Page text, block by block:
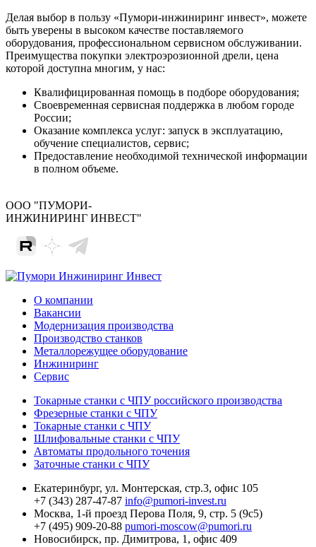
Делая выбор в пользу «Пумори-инжиниринг инвест», можете
быть уверены в высоком качестве поставляемого
оборудования, профессиональном сервисном обслуживании.
Преимущества покупки электроэрозионной дрели, цена
которой доступна многим, у нас:
Квалифицированная помощь в подборе оборудования;
Своевременная сервисная поддержка в любом городе
России;
Оказание комплекса услуг: запуск в эксплуатацию,
обучение специалистов, сервис;
Предоставление необходимой технической информации
в полном объеме.
ООО "ПУМОРИ-
ИНЖИНИРИНГ ИНВЕСТ"
О компании
Вакансии
Модернизация производства
Производство станков
Металлорежущее оборудование
Инжиниринг
Сервис
Токарные станки с ЧПУ российского производства
Фрезерные станки с ЧПУ
Токарные станки с ЧПУ
Шлифовальные станки с ЧПУ
Автоматы продольного точения
Заточные станки с ЧПУ
Екатеринбург, ул. Монтерская, стр.3, офис 105
+7 (343) 287-47-87 info@pumori-invest.ru
Москва, 1-й проезд Перова Поля, 9, стр. 5 (9с5)
+7 (495) 909-20-88 pumori-moscow@pumori.ru
Новосибирск, пр. Димитрова, 1, офис 409